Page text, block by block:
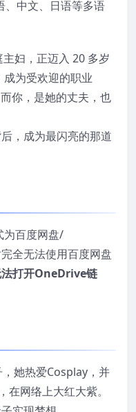
、中文、日语等多语
妇，正迈入 20 多岁
为受欢迎的职业
你，是她的丈夫，也
，成为最闪亮的那道
为百度网盘/
全无法使用百度网盘
法打开OneDrive链
她热爱Cosplay，并
网络上大红大紫。